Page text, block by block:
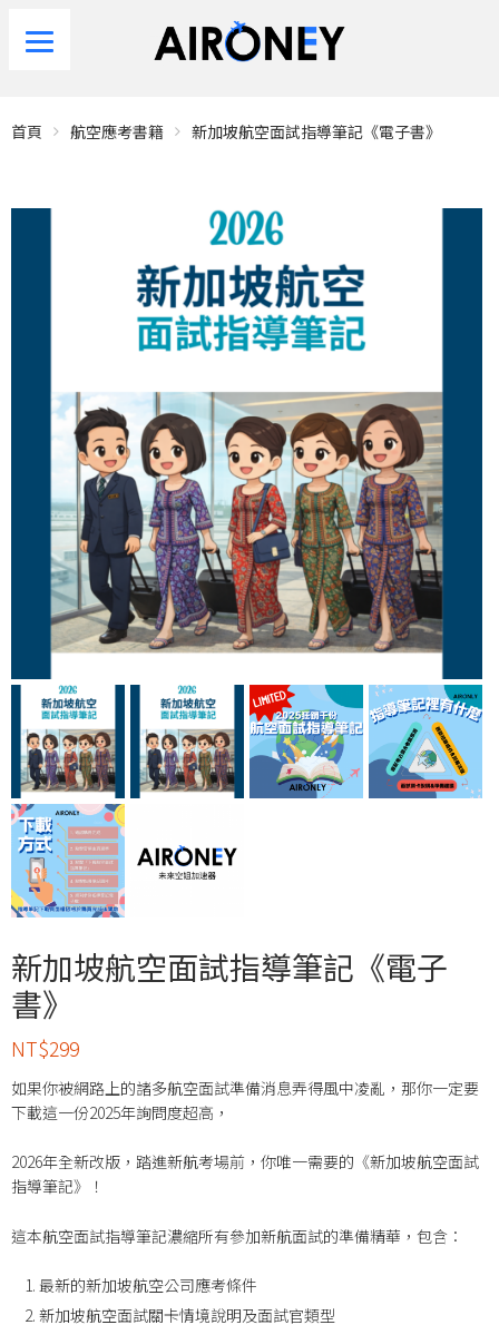
首頁 航空應考書籍 新加坡航空面試指導筆記《電子書》
新加坡航空面試指導筆記《電子
書》
NT$299
如果你被網路上的諸多航空面試準備消息弄得風中凌亂，那你一定要
下載這一份2025年詢問度超高，
2026年全新改版，踏進新航考場前，你唯一需要的《新加坡航空面試
指導筆記》！
這本航空面試指導筆記濃縮所有參加新航面試的準備精華，包含：
最新的新加坡航空公司應考條件
新加坡航空面試關卡情境說明及面試官類型